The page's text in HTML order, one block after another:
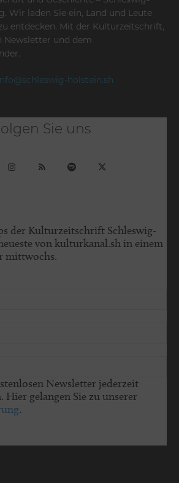
Wir laden Sie ein, Land und Leute
entdecken. Mit der Kulturzeitschrift,
und dem
holstein.sh
Sie uns
der Kulturzeitschrift Schleswig-
von kulturkanal.sh in einem
mittwochs.
Newsletter jederzeit
Hier gelangen Sie zu unserer
.